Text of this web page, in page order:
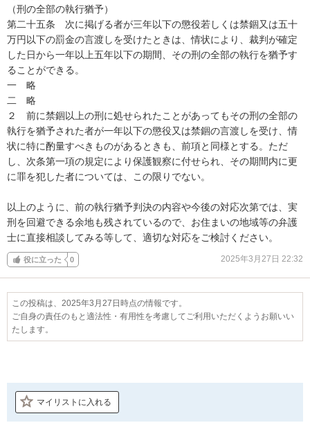
（刑の全部の執行猶予）
第二十五条　次に掲げる者が三年以下の懲役若しくは禁錮又は五十
万円以下の罰金の言渡しを受けたときは、情状により、裁判が確定
した日から一年以上五年以下の期間、その刑の全部の執行を猶予す
ることができる。
一　略
二　略
２　前に禁錮以上の刑に処せられたことがあってもその刑の全部の
執行を猶予された者が一年以下の懲役又は禁錮の言渡しを受け、情
状に特に酌量すべきものがあるときも、前項と同様とする。ただ
し、次条第一項の規定により保護観察に付せられ、その期間内に更
に罪を犯した者については、この限りでない。
以上のように、前の執行猶予判決の内容や今後の対応次第では、実
刑を回避できる余地も残されているので、お住まいの地域等の弁護
士に直接相談してみる等して、適切な対応をご検討ください。
役に立った 0 2025年3月27日 22:32
この投稿は、2025年3月27日時点の情報です。
ご自身の責任のもと適法性・有用性を考慮してご利用いただくようお願いい
たします。
マイリストに入れる